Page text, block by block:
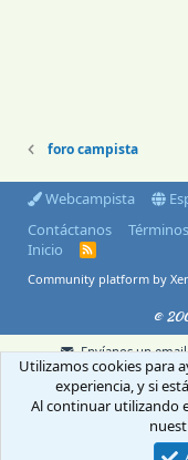
foro campista
Webcampista
Contáctanos
Inicio
R
S
Community platform by
©
Envíanos un email
Aviso Legal
Política de
Utilizamos cookies para
experiencia, y si
Al continuar utilizando